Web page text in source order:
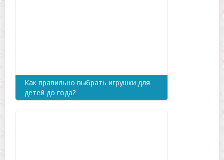
Как правильно выбрать игрушки для
детей до года?